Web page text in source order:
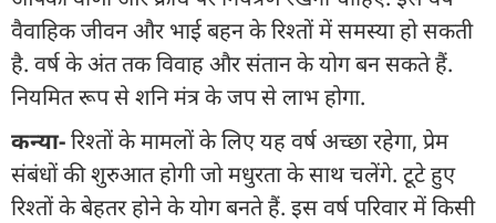
वैवाहिक जीवन और भाई बहन के रिश्तों में समस्या हो सकती
है. वर्ष के अंत तक विवाह और संतान के योग बन सकते हैं.
नियमित रूप से शनि मंत्र के जप से लाभ होगा.
कन्या-रिश्तों के मामलों के लिए यह वर्ष अच्छा रहेगा, प्रेम
संबंधों की शुरुआत होगी जो मधुरता के साथ चलेंगे. टूटे हुए
रिश्तों के बेहतर होने के योग बनते हैं. इस वर्ष परिवार में किसी